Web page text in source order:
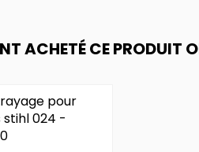
ACHETÉ CE PRODUIT